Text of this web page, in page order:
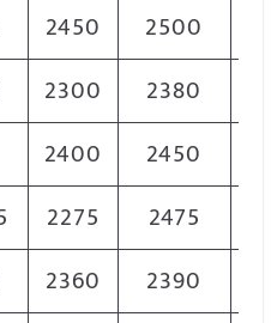
2450 2500
2300 2380
2400 2450
2275 2475
2360 2390